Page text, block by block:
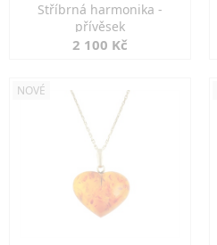
Stříbrná harmonika -
přívěsek
2 100 Kč
NOVÉ